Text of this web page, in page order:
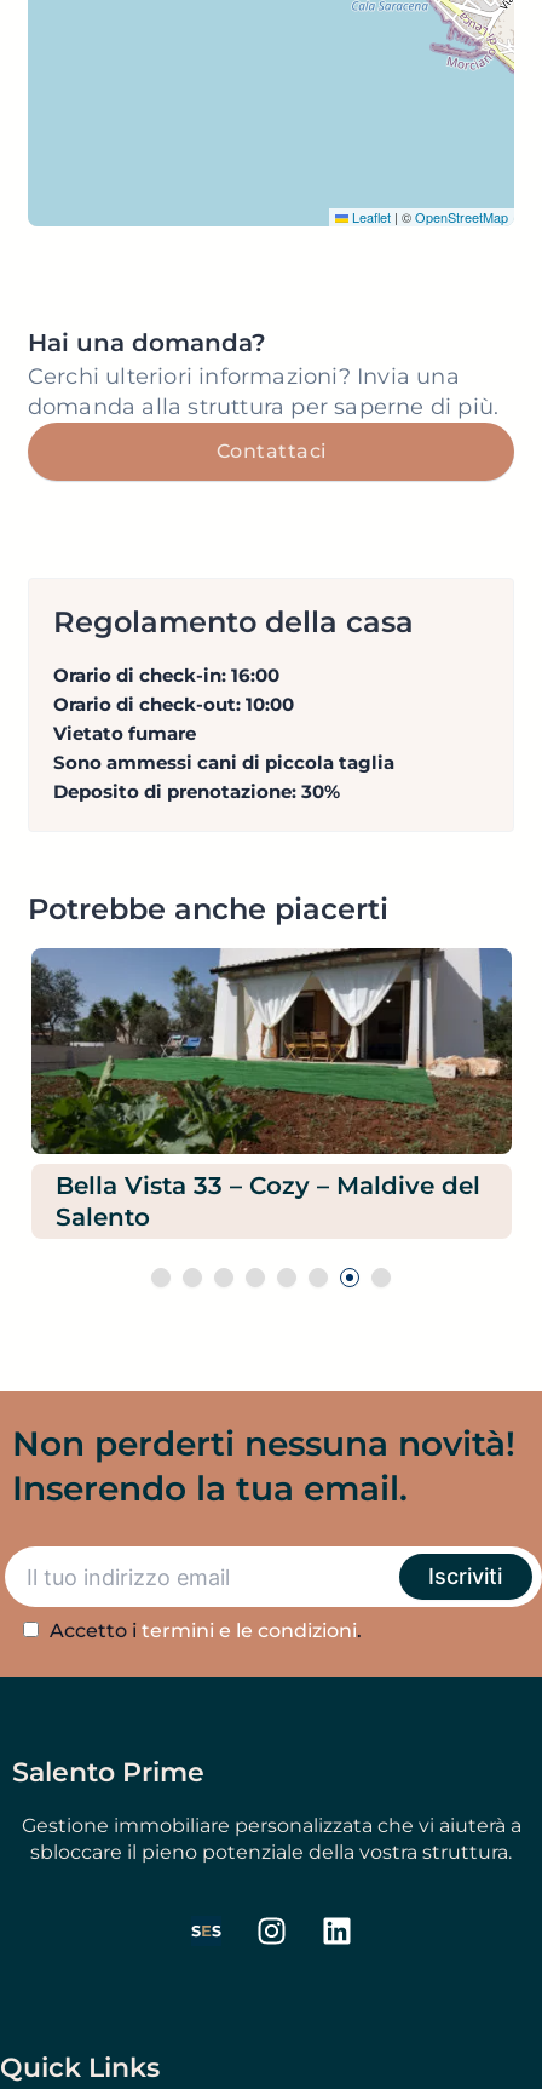
Leaflet | ©OpenStreetMap
Hai una domanda?
Cerchi ulteriori informazioni? Invia una
domanda alla struttura per saperne di più.
Contattaci
Regolamento della casa
Orario di check-in: 16:00
Orario di check-out: 10:00
Vietato fumare
Sono ammessi cani di piccola taglia
Deposito di prenotazione: 30%
Potrebbe anche piacerti
Bella Vista 33 – Cozy – Maldive del
Salento
Non perderti nessuna novità!
Inserendo la tua email.
Accetto itermini e le condizioni.
Salento Prime
Gestione immobiliare personalizzata che vi aiuterà a
sbloccare il pieno potenziale della vostra struttura.
I
n
L
i
Quick Links